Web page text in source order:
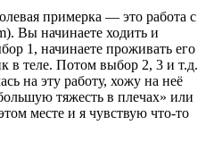
примерка — это работа с
Вы начинаете ходить и
1, начинаете проживать его
в теле. Потом выбор 2, 3 и т.д.
на эту работу, хожу на неё
тяжесть в плечах» или
месте и я чувствую что-то